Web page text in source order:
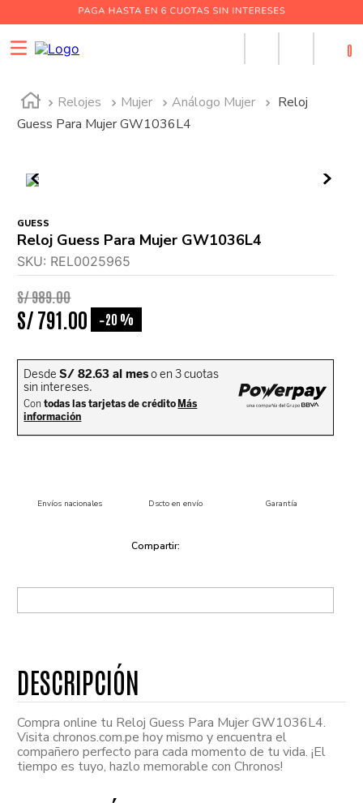
0
Relojes Mujer Análogo Mujer
Reloj
Guess Para Mujer GW1036L4
GUESS
Reloj Guess Para Mujer GW1036L4
SKU: REL0025965
S/989.00
S/791 00 -20 %
Envíos nacionales Dscto en envío Garantía
Compra online tu Reloj Guess Para Mujer GW1036L4.
Visita chronos.com.pe hoy mismo y encuentra el
compañero perfecto para cada momento de tu vida. ¡El
tiempo es tuyo, hazlo memorable con Chronos!